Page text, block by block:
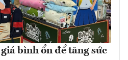
bình ổn để tăng sức